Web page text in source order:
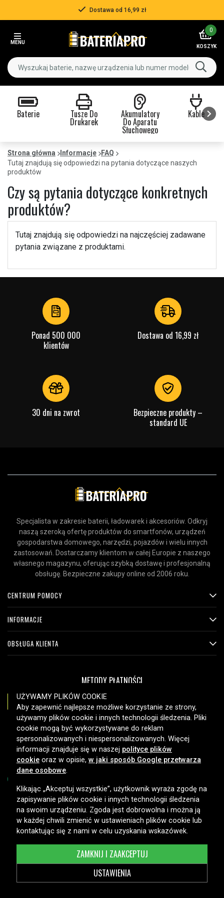
Dostawa od 16,99 zł
MENU
0
KOSZYK
Baterie Tusze Do
Drukarek
Akumulatory
Do Aparatu
Słuchowego
Kable
Strona główna Informacje
FAQ
Tutaj znajdują się odpowiedzi na pytania dotyczące naszych
produktów
Czy są pytania dotyczące konkretnych
produktów?
Tutaj znajdują się odpowiedzi na najczęściej zadawane
pytania związane z produktami.
Ponad 500 000
klientów
Dostawa od 16,99 zł
30 dni na zwrot
Bezpieczne produkty –
standard UE
Specjalista w zakresie baterii, ładowarek i akcesoriów. Odkryj
naszą szeroką ofertę produktów do smartfonów, urządzeń
gospodarstwa domowego, narzędzi, pojazdów i wielu innych
zastosowań. Dostarczamy klientom w całej Europie z naszego
własnego magazynu, oferując szybką dostawę i profesjonalną
obsługę. Bezpieczne zakupy online od 2006 roku.
CENTRUM POMOCY
INFORMACJE
OBSŁUGA KLIENTA
METODY PŁATNOŚCI
OPCJE DOSTAWY
Copyright © 2026, Spares Nordic AB
UŻYWAMY PLIKÓW COOKIE
Aby zapewnić najlepsze możliwe korzystanie ze strony,
używamy plików cookie i innych technologii śledzenia. Pliki
cookie mogą być wykorzystywane do reklam
spersonalizowanych i niespersonalizowanych. Więcej
informacji znajduje się w naszej polityce plików
cookie oraz w opisie, w jaki sposób Google przetwarza
dane osobowe.
Klikając „Akceptuj wszystkie”, użytkownik wyraża zgodę na
zapisywanie plików cookie i innych technologii śledzenia
na swoim urządzeniu. Zgoda jest dobrowolna i można ją
w każdej chwili zmienić w ustawieniach plików cookie lub
kontaktując się z nami w celu uzyskania wskazówek.
USTAWIENIA
ZAMKNIJ I ZAAKCEPTUJ